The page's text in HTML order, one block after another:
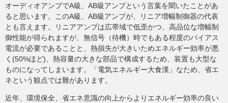
オーディオアンプでA級、AB級アンプという言葉を聞いたことがあ
ると思います。このA級、AB級アンプが、リニア増幅制御器の代表
とも言えます。リニアアンプは広帯域で低歪かつ、高品位な増幅制
御性能が得られますが、無信号（待機）時でもある程度のバイアス
電流が必要であることと、熱損失が大きいためエネルギー効率が悪
く(50%ほど)、熱容量の大きな部品で構成するため、装置も大型な
ものになってしまいます。「電気エネルギー大食漢」なため、省エ
ネという観点では難があります。
近年、環境保全、省エネ意識の向上からよりエネルギー効率の良い